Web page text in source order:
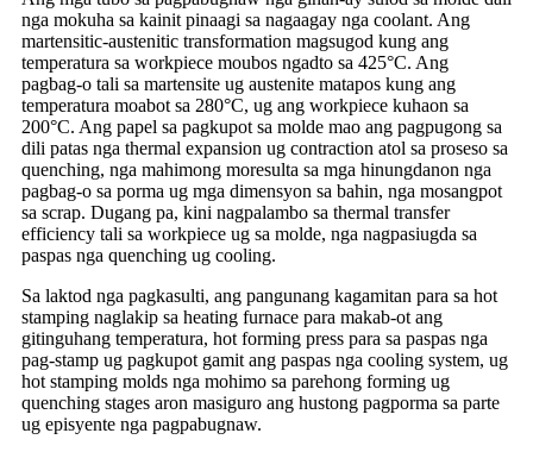
nga mokuha sa kainit pinaagi sa nagaagay nga coolant. Ang
martensitic-austenitic transformation magsugod kung ang
temperatura sa workpiece moubos ngadto sa 425°C. Ang
pagbag-o tali sa martensite ug austenite matapos kung ang
temperatura moabot sa 280°C, ug ang workpiece kuhaon sa
200°C. Ang papel sa pagkupot sa molde mao ang pagpugong sa
dili patas nga thermal expansion ug contraction atol sa proseso sa
quenching, nga mahimong moresulta sa mga hinungdanon nga
pagbag-o sa porma ug mga dimensyon sa bahin, nga mosangpot
sa scrap. Dugang pa, kini nagpalambo sa thermal transfer
efficiency tali sa workpiece ug sa molde, nga nagpasiugda sa
paspas nga quenching ug cooling.
Sa laktod nga pagkasulti, ang pangunang kagamitan para sa hot
stamping naglakip sa heating furnace para makab-ot ang
gitinguhang temperatura, hot forming press para sa paspas nga
pag-stamp ug pagkupot gamit ang paspas nga cooling system, ug
hot stamping molds nga mohimo sa parehong forming ug
quenching stages aron masiguro ang hustong pagporma sa parte
ug episyente nga pagpabugnaw.